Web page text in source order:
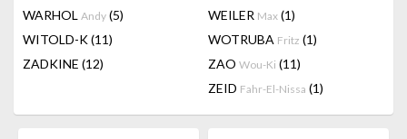
WARHOL Andy (5) WEILER Max (1)
WITOLD-K(11) WOTRUBA Fritz (1)
ZADKINE (12) ZAO Wou-Ki (11)
ZEID Fahr-El-Nissa (1)